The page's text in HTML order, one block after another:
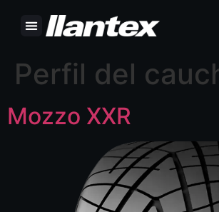
Perfil del
Mozzo XXR